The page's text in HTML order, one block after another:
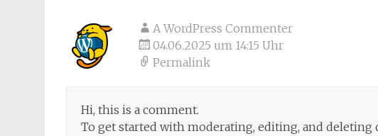
A WordPress Commenter
04.06.2025 um 14:15 Uhr
Permalink
Hi, this is a comment.
To get started with moderating, editing, and deleting